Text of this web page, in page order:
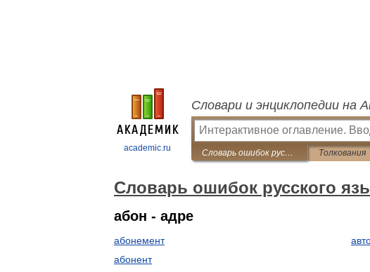
academic.ru
Словари и энциклопедии на
Словарь ошибок русского языка Толкования
Словарь ошибок русского
абон - адре
абонемент
абонент